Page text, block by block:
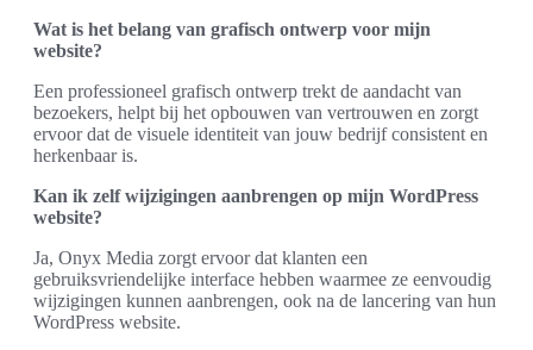
Wat is het belang van grafisch ontwerp voor mijn
website?
Een professioneel grafisch ontwerp trekt de aandacht van
bezoekers, helpt bij het opbouwen van vertrouwen en zorgt
ervoor dat de visuele identiteit van jouw bedrijf consistent en
herkenbaar is.
Kan ik zelf wijzigingen aanbrengen op mijn WordPress
website?
Ja, Onyx Media zorgt ervoor dat klanten een
gebruiksvriendelijke interface hebben waarmee ze eenvoudig
wijzigingen kunnen aanbrengen, ook na de lancering van hun
WordPress website.